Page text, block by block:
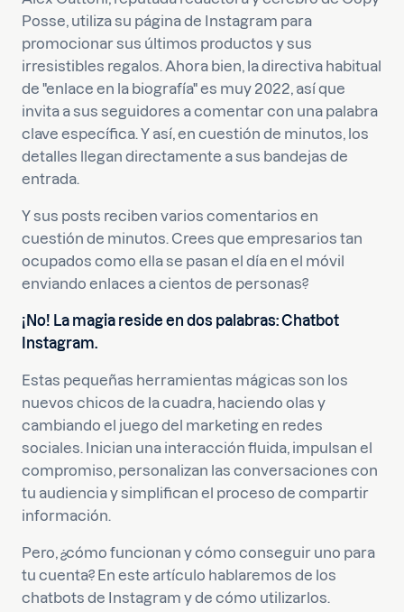
Posse, utiliza su página de Instagram para
promocionar sus últimos productos y sus
irresistibles regalos. Ahora bien, la directiva habitual
de "enlace en la biografía" es muy 2022, así que
invita a sus seguidores a comentar con una palabra
clave específica. Y así, en cuestión de minutos, los
detalles llegan directamente a sus bandejas de
entrada.
Y sus posts reciben varios comentarios en
cuestión de minutos. Crees que empresarios tan
ocupados como ella se pasan el día en el móvil
enviando enlaces a cientos de personas?
¡No! La magia reside en dos palabras: Chatbot
Instagram.
Estas pequeñas herramientas mágicas son los
nuevos chicos de la cuadra, haciendo olas y
cambiando el juego del marketing en redes
sociales. Inician una interacción fluida, impulsan el
compromiso, personalizan las conversaciones con
tu audiencia y simplifican el proceso de compartir
información.
Pero, ¿cómo funcionan y cómo conseguir uno para
tu cuenta? En este artículo hablaremos de los
chatbots de Instagram y de cómo utilizarlos.